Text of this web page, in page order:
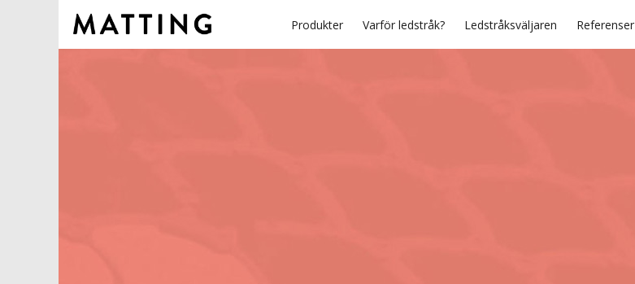
Produkter Varför ledstråk? Ledstråksväljaren Referenser